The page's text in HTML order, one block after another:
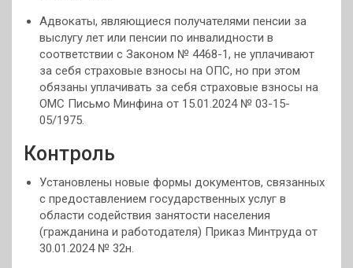
Адвокаты, являющиеся получателями пенсии за
выслугу лет или пенсии по инвалидности в
соответствии с Законом № 4468-1, не уплачивают
за себя страховые взносы на ОПС, но при этом
обязаны уплачивать за себя страховые взносы на
ОМС Письмо Минфина от 15.01.2024 № 03-15-
05/1975.
Контроль
Установлены новые формы документов, связанных
с предоставлением государственных услуг в
области содействия занятости населения
(гражданина и работодателя) Приказ Минтруда от
30.01.2024 № 32н.